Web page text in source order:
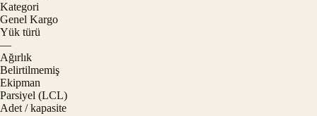
Kategori
Genel Kargo
Yük türü
—
Ağırlık
Belirtilmemiş
Ekipman
Parsiyel (LCL)
Adet / kapasite